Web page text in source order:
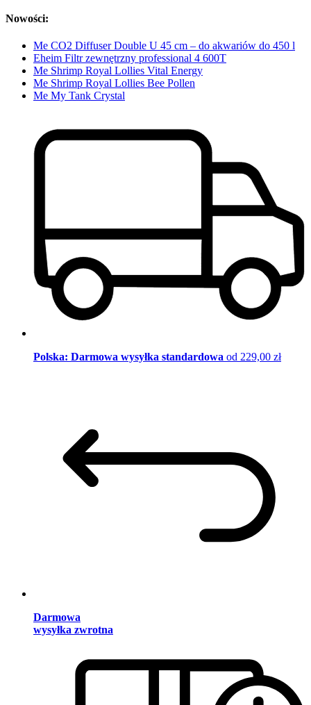
Nowości:
Me CO2 Diffuser Double U 45 cm – do akwariów do 450 l
Eheim Filtr zewnętrzny professional 4 600T
Me Shrimp Royal Lollies Vital Energy
Me Shrimp Royal Lollies Bee Pollen
Me My Tank Crystal
Polska: Darmowa wysyłka standardowa od 229,00 zł
Darmowa
wysyłka zwrotna